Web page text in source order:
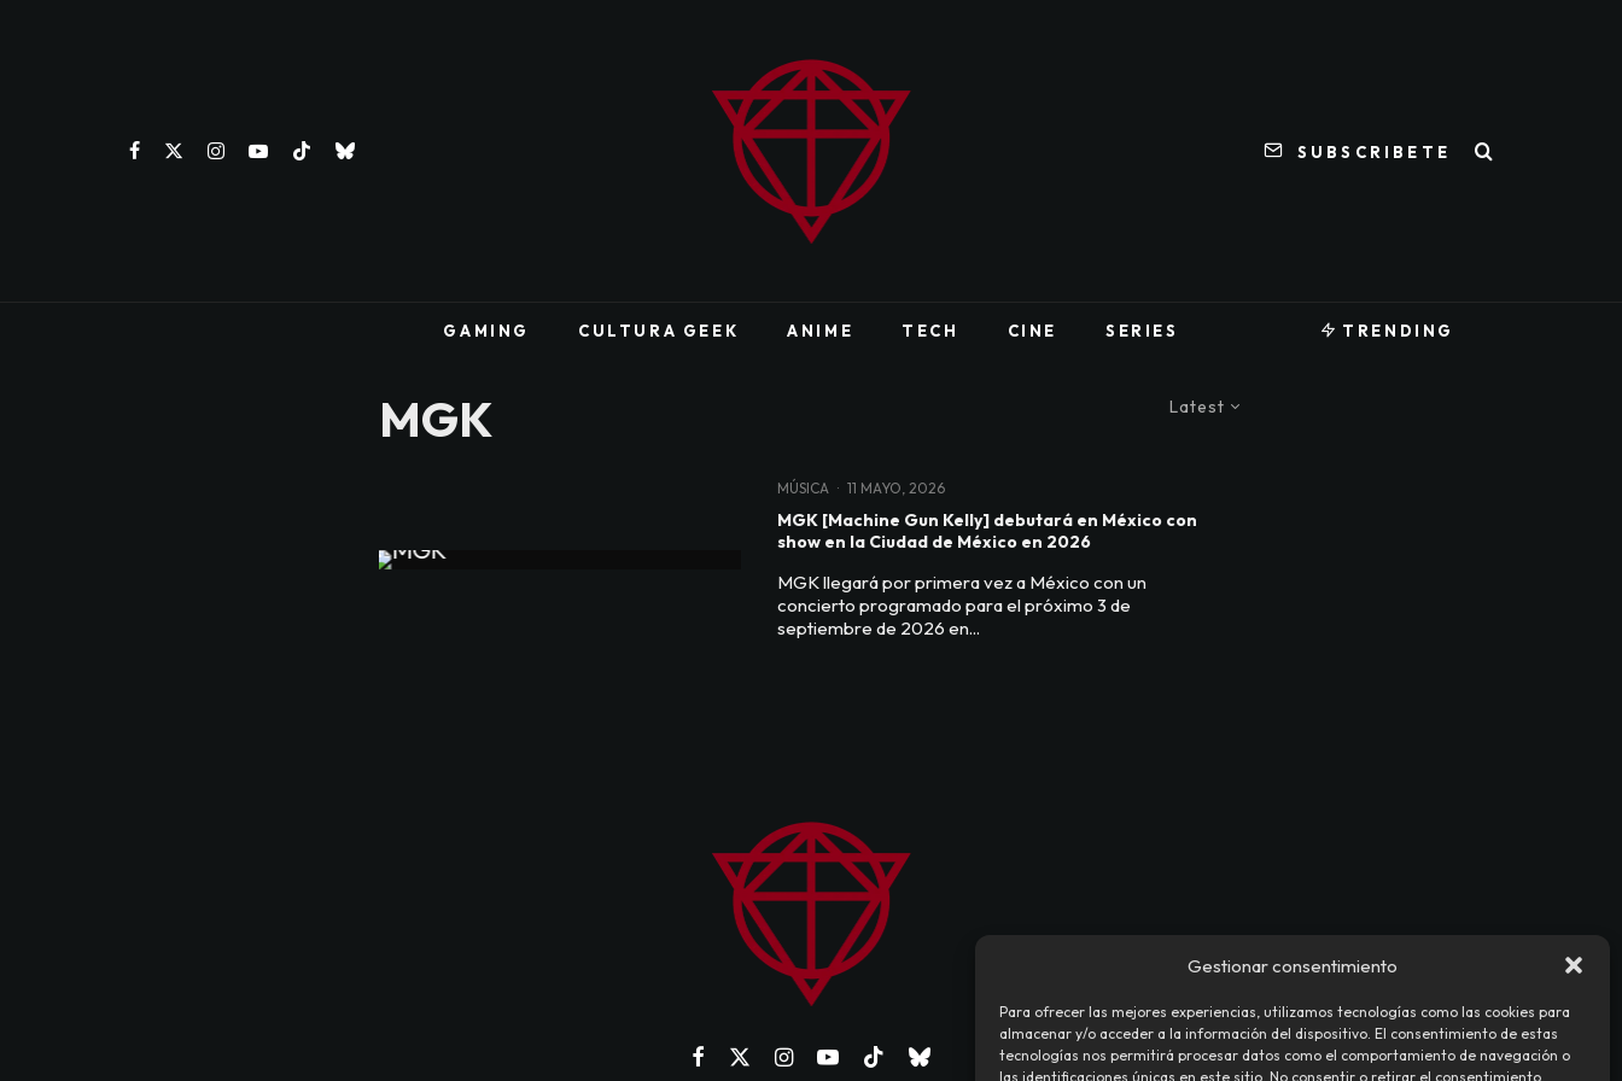
Gestionar consentimiento
Para ofrecer las mejores experiencias, utilizamos tecnologías como las cookies para
almacenar y/o acceder a la información del dispositivo. El consentimiento de estas
tecnologías nos permitirá procesar datos como el comportamiento de navegación o
las identificaciones únicas en este sitio. No consentir o retirar el consentimiento,
SUBSCRIBETE
GAMING CULTURA GEEK ANIME TECH CINE SERIES TRENDING
Latest
MGK
MÚSICA · 11 MAYO, 2026
MGK [Machine Gun Kelly] debutará en México con
show en la Ciudad de México en 2026
MGK llegará por primera vez a México con un
concierto programado para el próximo 3 de
septiembre de 2026 en...